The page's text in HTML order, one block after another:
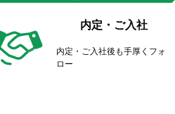
内定・ご入社
内定・ご入社後も手厚くフォ
ロー